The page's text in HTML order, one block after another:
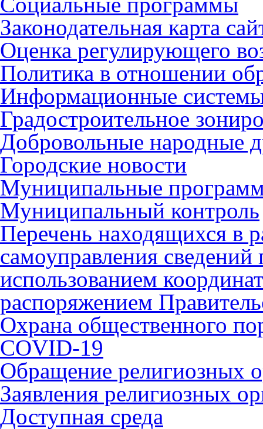
Законодательная карта
Оценка регулирующего
Политика в отношении
Информационные
Градостроительное
Добровольные народные
Городские новости
Муниципальные
Муниципальный контроль
Перечень находящихся в
самоуправления
использованием
распоряжением
Охрана общественного
COVID-19
Обращение религиозных
Заявления религиозных
Доступная среда